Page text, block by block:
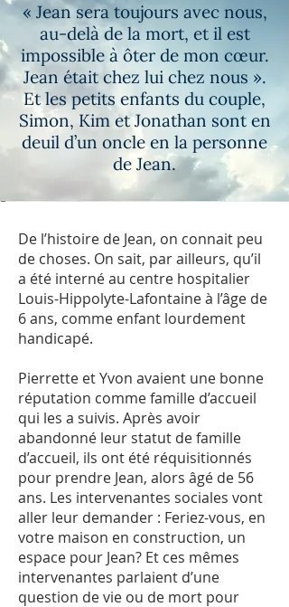
« Jean sera toujours avec nous,
au-delà de la mort, et il est
impossible à ôter de mon cœur.
Jean était chez lui chez nous ».
Et les petits enfants du couple,
Simon, Kim et Jonathan sont en
deuil d’un oncle en la personne
de Jean.
De l’histoire de Jean, on connait peu
de choses. On sait, par ailleurs, qu’il
a été interné au centre hospitalier
Louis-Hippolyte-Lafontaine à l’âge de
6 ans, comme enfant lourdement
handicapé.
Pierrette et Yvon avaient une bonne
réputation comme famille d’accueil
qui les a suivis. Après avoir
abandonné leur statut de famille
d’accueil, ils ont été réquisitionnés
pour prendre Jean, alors âgé de 56
ans. Les intervenantes sociales vont
aller leur demander : Feriez-vous, en
votre maison en construction, un
espace pour Jean? Et ces mêmes
intervenantes parlaient d’une
question de vie ou de mort pour